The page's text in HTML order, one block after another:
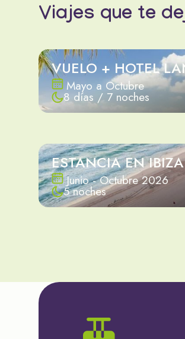
Viajes que te
VUELO + HOTEL
Mayo a Octubre
8 días / 7 noches
ESTANCIA EN IBIZA
Junio - Octubre 2026
5 noches